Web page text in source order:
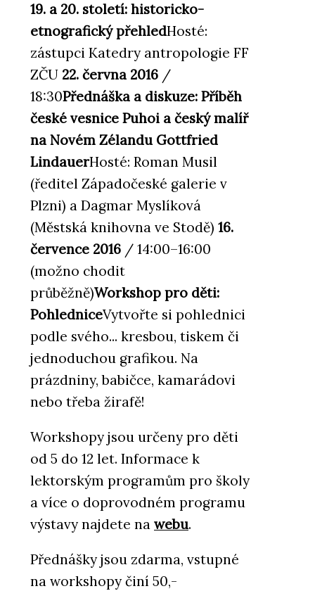
19. a 20. století: historicko-
etnografický přehledHosté:
zástupci Katedry antropologie FF
ZČU 22. června 2016 /
18:30Přednáška a diskuze: Příběh
české vesnice Puhoi a český malíř
na Novém Zélandu Gottfried
LindauerHosté: Roman Musil
(ředitel Západočeské galerie v
Plzni) a Dagmar Myslíková
(Městská knihovna ve Stodě) 16.
července 2016 / 14:00–16:00
(možno chodit
průběžně)Workshop pro děti:
PohledniceVytvořte si pohlednici
podle svého... kresbou, tiskem či
jednoduchou grafikou. Na
prázdniny, babičce, kamarádovi
nebo třeba žirafě!
Workshopy jsou určeny pro děti
od 5 do 12 let. Informace k
lektorským programům pro školy
a více o doprovodném programu
výstavy najdete na webu.
Přednášky jsou zdarma, vstupné
na workshopy činí 50,-